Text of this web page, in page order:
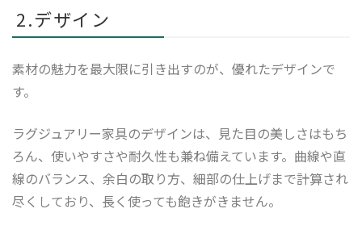
2.デザイン
素材の魅力を最大限に引き出すのが、優れたデザインで
す。
ラグジュアリー家具のデザインは、見た目の美しさはもち
ろん、使いやすさや耐久性も兼ね備えています。曲線や直
線のバランス、余白の取り方、細部の仕上げまで計算され
尽くしており、長く使っても飽きがきません。